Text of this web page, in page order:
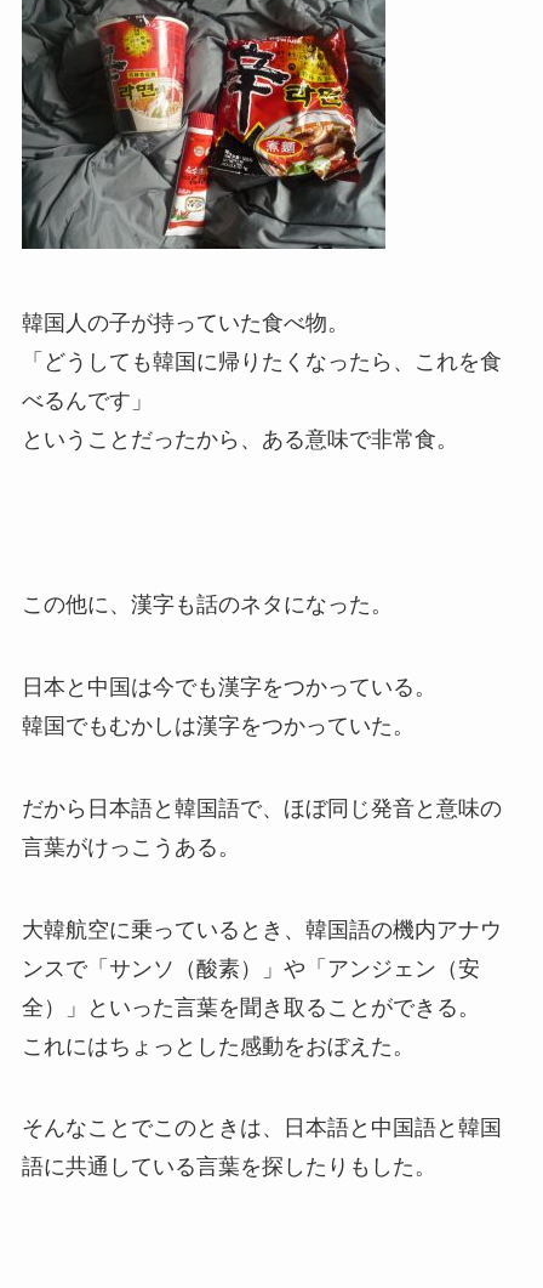
韓国人の子が持っていた食べ物。
「どうしても韓国に帰りたくなったら、これを食
べるんです」
ということだったから、ある意味で非常食。
この他に、漢字も話のネタになった。
日本と中国は今でも漢字をつかっている。
韓国でもむかしは漢字をつかっていた。
だから日本語と韓国語で、ほぼ同じ発音と意味の
言葉がけっこうある。
大韓航空に乗っているとき、韓国語の機内アナウ
ンスで「サンソ（酸素）」や「アンジェン（安
全）」といった言葉を聞き取ることができる。
これにはちょっとした感動をおぼえた。
そんなことでこのときは、日本語と中国語と韓国
語に共通している言葉を探したりもした。